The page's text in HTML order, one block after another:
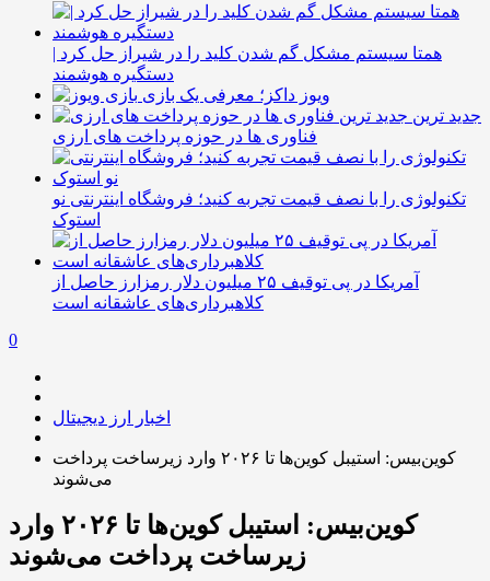
همتا سیستم مشکل گم شدن کلید را در شیراز حل کرد |
دستگیره هوشمند
ویوز داکز؛ معرفی یک بازی
جدید ترین
فناوری ها در حوزه پرداخت های ارزی
تکنولوژی را با نصف قیمت تجربه کنید؛ فروشگاه اینترنتی نو
استوک
آمریکا در پی توقیف ۲۵ میلیون دلار رمزارز حاصل از
کلاهبرداری‌های عاشقانه است
0
اخبار ارز دیجیتال
کوین‌بیس: استیبل کوین‌ها تا ۲۰۲۶ وارد زیرساخت پرداخت
می‌شوند
کوین‌بیس: استیبل کوین‌ها تا ۲۰۲۶ وارد
زیرساخت پرداخت می‌شوند